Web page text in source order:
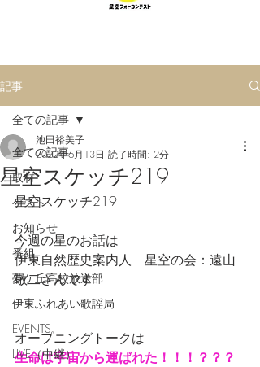
記事
全ての記事
取材
ゲスト
お知らせ
番組
夢ケ丘高校放送部
伊東ふれあい歌謡局
EVENTS
LIVE（中継）
全ての記事
星空スケッチ219
池田裕美子
2022年6月13日 読了時間: 2分
星空スケッチ219
今週の星のお話は
伊東自然歴史案内人　星空の会：遠山
敬二さんです
オープニングトークは
生命は宇宙から運ばれた！！！？？？